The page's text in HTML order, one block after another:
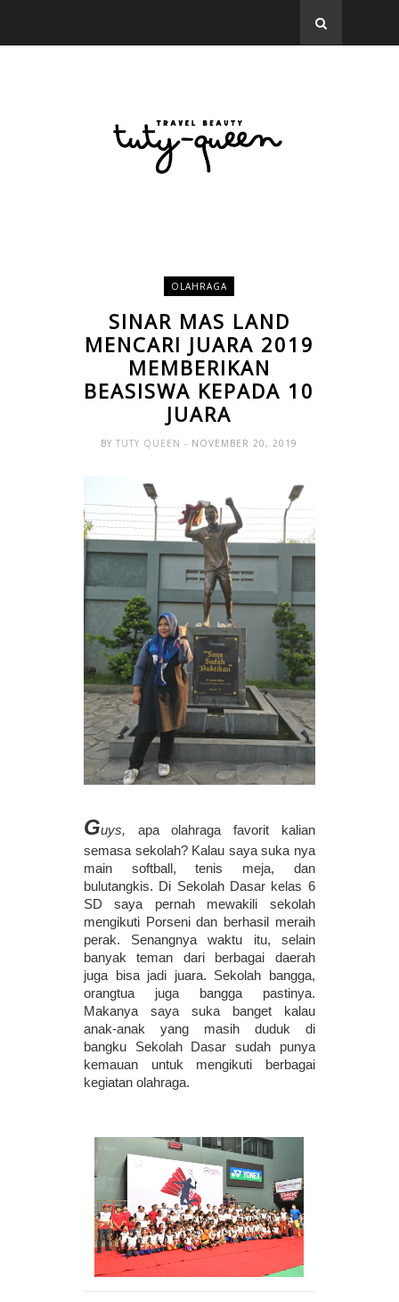
OLAHRAGA
SINAR MAS LAND
MENCARI JUARA 2019
MEMBERIKAN
BEASISWA KEPADA 10
JUARA
BYTUTY QUEEN- NOVEMBER 20, 2019
Guys, apa olahraga favorit kalian
semasa sekolah? Kalau saya suka nya
main softball, tenis meja, dan
bulutangkis. Di Sekolah Dasar kelas 6
SD saya pernah mewakili sekolah
mengikuti Porseni dan berhasil meraih
perak. Senangnya waktu itu, selain
banyak teman dari berbagai daerah
juga bisa jadi juara. Sekolah bangga,
orangtua juga bangga pastinya.
Makanya saya suka banget kalau
anak-anak yang masih duduk di
bangku Sekolah Dasar sudah punya
kemauan untuk mengikuti berbagai
kegiatan olahraga.